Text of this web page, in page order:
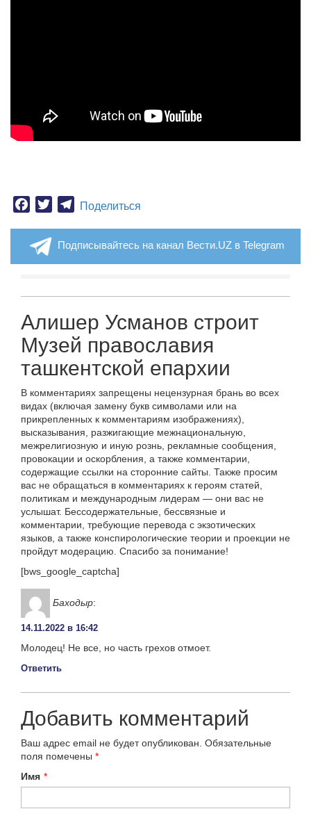
Facebook
TwitterTelegram
Поделиться
Подписывайтесь на канал Вести.UZ в Telegram
Алишер Усманов строит
Музей православия
ташкентской епархии
В комментариях запрещены нецензурная брань во всех
видах (включая замену букв символами или на
прикрепленных к комментариям изображениях),
высказывания, разжигающие межнациональную,
межрелигиозную и иную рознь, рекламные сообщения,
провокации и оскорбления, а также комментарии,
содержащие ссылки на сторонние сайты. Также просим
вас не обращаться в комментариях к героям статей,
политикам и международным лидерам — они вас не
услышат. Бессодержательные, бессвязные и
комментарии, требующие перевода с экзотических
языков, а также конспирологические теории и проекции не
пройдут модерацию. Спасибо за понимание!
[bws_google_captcha]
Баходыр:
14.11.2022 в 16:42
Молодец! Не все, но часть грехов отмоет.
Ответить
Добавить комментарий
Ваш адрес email не будет опубликован. Обязательные
поля помечены *
Имя *